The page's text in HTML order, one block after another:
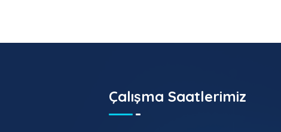
Çalışma Saatlerimiz